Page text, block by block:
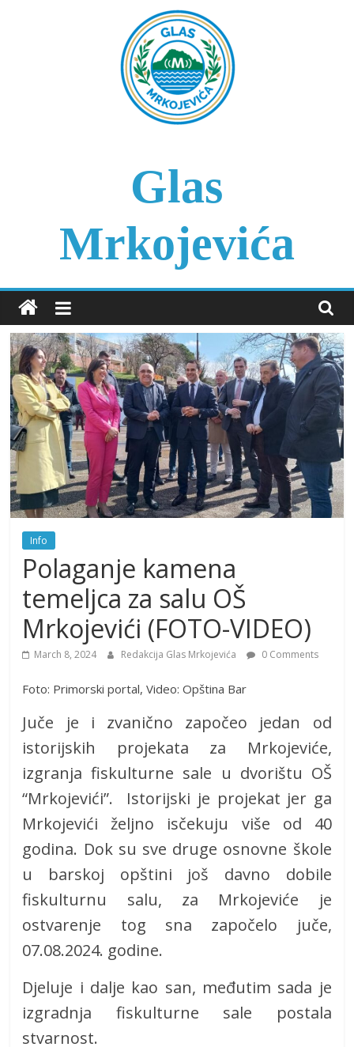
Glas
Mrkojevića
Info
Polaganje kamena
temeljca za salu OŠ
Mrkojevići (FOTO-VIDEO)
March 8, 2024 Redakcija Glas Mrkojevića 0 Comments
Foto: Primorski portal, Video: Opština Bar
Juče je i zvanično započeo jedan od
istorijskih projekata za Mrkojeviće,
izgranja fiskulturne sale u dvorištu OŠ
“Mrkojevići”. Istorijski je projekat jer ga
Mrkojevići željno isčekuju više od 40
godina. Dok su sve druge osnovne škole
u barskoj opštini još davno dobile
fiskulturnu salu, za Mrkojeviće je
ostvarenje tog sna započelo juče,
07.08.2024. godine.
Djeluje i dalje kao san, međutim sada je
izgradnja fiskulturne sale postala
stvarnost.